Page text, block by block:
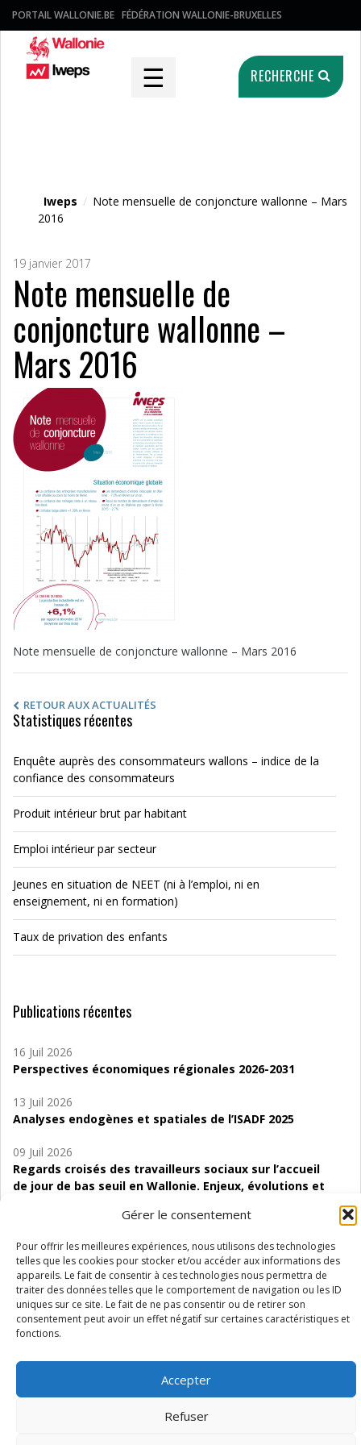
Gérer le consentement
Pour offrir les meilleures expériences, nous utilisons des technologies
telles que les cookies pour stocker et/ou accéder aux informations des
appareils. Le fait de consentir à ces technologies nous permettra de
traiter des données telles que le comportement de navigation ou les ID
uniques sur ce site. Le fait de ne pas consentir ou de retirer son
consentement peut avoir un effet négatif sur certaines caractéristiques et
fonctions.
Accepter
Refuser
PORTAIL WALLONIE.BE FÉDÉRATION WALLONIE-BRUXELLES
☰ RECHERCHE
Iweps / Note mensuelle de conjoncture wallonne – Mars
2016
19 janvier 2017
Note mensuelle de
conjoncture wallonne –
Mars 2016
Note mensuelle de conjoncture wallonne – Mars 2016
RETOUR AUX ACTUALITÉS
Statistiques récentes
Enquête auprès des consommateurs wallons – indice de la
confiance des consommateurs
Produit intérieur brut par habitant
Emploi intérieur par secteur
Jeunes en situation de NEET (ni à l’emploi, ni en
enseignement, ni en formation)
Taux de privation des enfants
Publications récentes
16 Juil 2026
Perspectives économiques régionales 2026-2031
13 Juil 2026
Analyses endogènes et spatiales de l’ISADF 2025
09 Juil 2026
Regards croisés des travailleurs sociaux sur l’accueil
de jour de bas seuil en Wallonie. Enjeux, évolutions et
Étude d’évaluabilité des Structures
d’accompagnement à l’autocréation d’emploi (SAACE)
01 Juil 2026
Pénurie du personnel infirmier :quels indicateurs
d’offre de soins pour comprendre la situation en